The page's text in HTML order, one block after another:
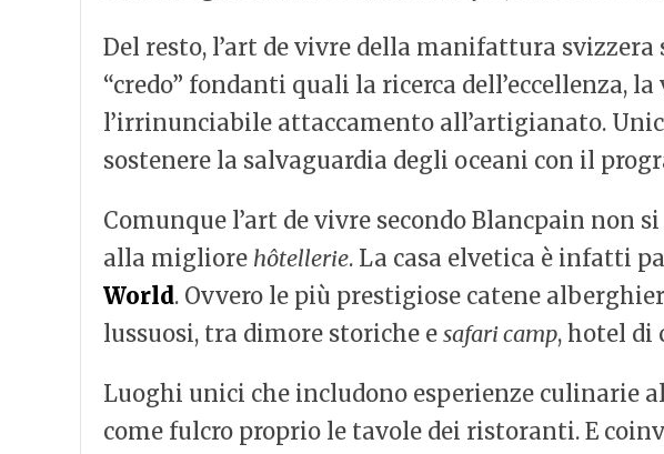
Del resto, l’art de vivre della manifattura
“credo” fondanti quali la ricerca dell’eccellenza,
l’irrinunciabile attaccamento all’artigianato.
sostenere la salvaguardia degli oceani con il
Comunque l’art de vivre secondo Blancpain non
alla migliore hôtellerie. La casa elvetica è infatti
World. Ovvero le più prestigiose catene
lussuosi, tra dimore storiche e safari camp, hotel di
Luoghi unici che includono esperienze culinarie
come fulcro proprio le tavole dei ristoranti. E